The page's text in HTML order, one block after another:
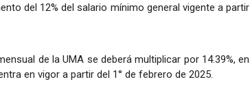
del 12% del salario mínimo general vigente a partir
de la UMA se deberá multiplicar por 14.39%, en
en vigor a partir del 1° de febrero de 2025.